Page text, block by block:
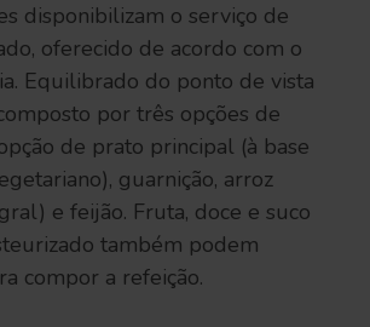
disponibilizam o serviço de
oferecido de acordo com o
Equilibrado do ponto de vista
por três opções de
de prato principal (à base
guarnição, arroz
e feijão. Fruta, doce e suco
também podem
compor a refeição.